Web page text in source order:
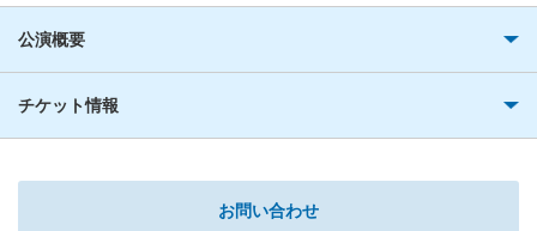
公演概要
チケット情報
お問い合わせ